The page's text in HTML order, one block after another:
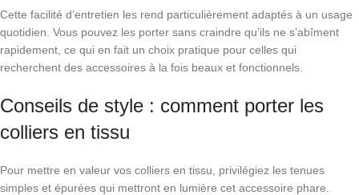
Cette facilité d’entretien les rend particulièrement adaptés à un usage
quotidien. Vous pouvez les porter sans craindre qu’ils ne s’abîment
rapidement, ce qui en fait un choix pratique pour celles qui
recherchent des accessoires à la fois beaux et fonctionnels.
Conseils de style : comment porter les
colliers en tissu
Pour mettre en valeur vos colliers en tissu, privilégiez les tenues
simples et épurées qui mettront en lumière cet accessoire phare.